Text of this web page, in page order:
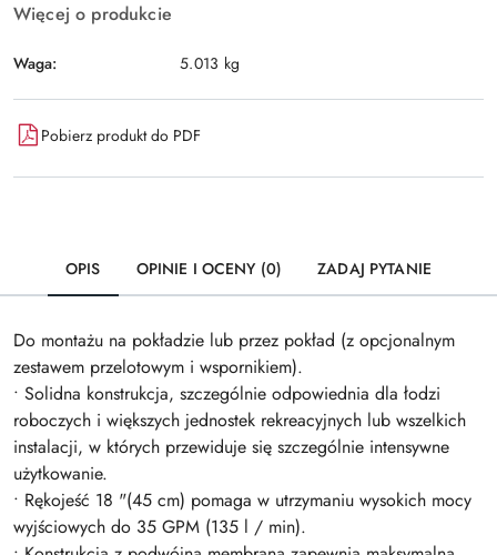
Więcej o produkcie
Waga: 5.013 kg
Pobierz produkt do PDF
OPIS OPINIE I OCENY (0) ZADAJ PYTANIE
Do montażu na pokładzie lub przez pokład (z opcjonalnym
zestawem przelotowym i wspornikiem).
• Solidna konstrukcja, szczególnie odpowiednia dla łodzi
roboczych i większych jednostek rekreacyjnych lub wszelkich
instalacji, w których przewiduje się szczególnie intensywne
użytkowanie.
• Rękojeść 18 "(45 cm) pomaga w utrzymaniu wysokich mocy
wyjściowych do 35 GPM (135 l / min).